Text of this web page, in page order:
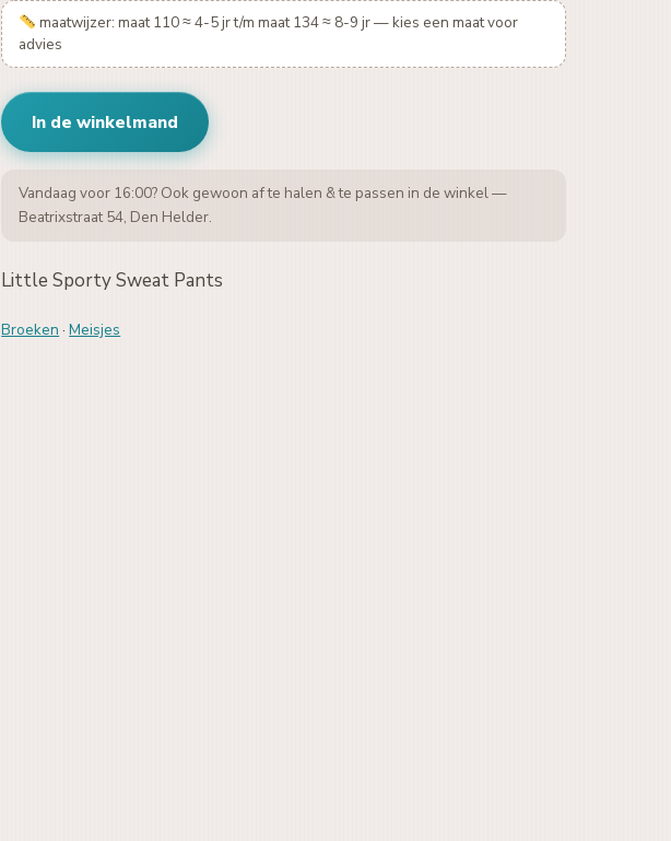
maatwijzer: maat 110 ≈ 4-5 jr t/m maat 134 ≈ 8-9 jr — kies een maat voor
advies
In de winkelmand
Vandaag voor 16:00? Ook gewoon af te halen & te passen in de winkel —
Beatrixstraat 54, Den Helder.
Little Sporty Sweat Pants
Broeken ·Meisjes